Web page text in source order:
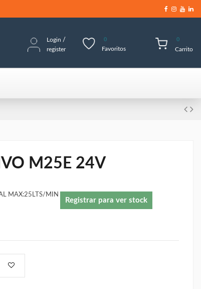
Login /
register
0
Favoritos
0
Carrito
M25E 24V
MAX:25LTS/MIN
Registrar para ver stock